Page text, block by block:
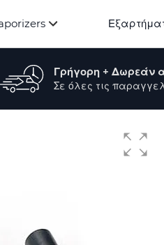
Γρήγορη + Δωρεάν
Σε όλες τις